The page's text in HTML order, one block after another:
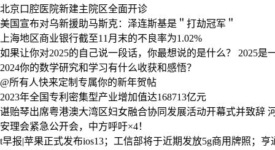
北京口腔医院新建主院区全面开诊
美国宣布对乌新援助马斯克：泽连斯基是＂打劫冠军＂
上海地区商业银行截至11月末的不良率为1.02%
如果让你对2025的自己说一段话，你最想说的是什么？
2025是
2024你的数学研究和学习有什么收获和感悟？
@所有人快来定制专属你的新年贺帖
2023年全国专利密集型产业增加值达168713亿元
谌贻琴出席粤港澳大湾区妇女融合协同发展活动开幕式并致辞
安理会紧急公开会，中方呼吁×4！
t早报|苹果正式发布ios13；工信部将于近期发放5g商用牌照；